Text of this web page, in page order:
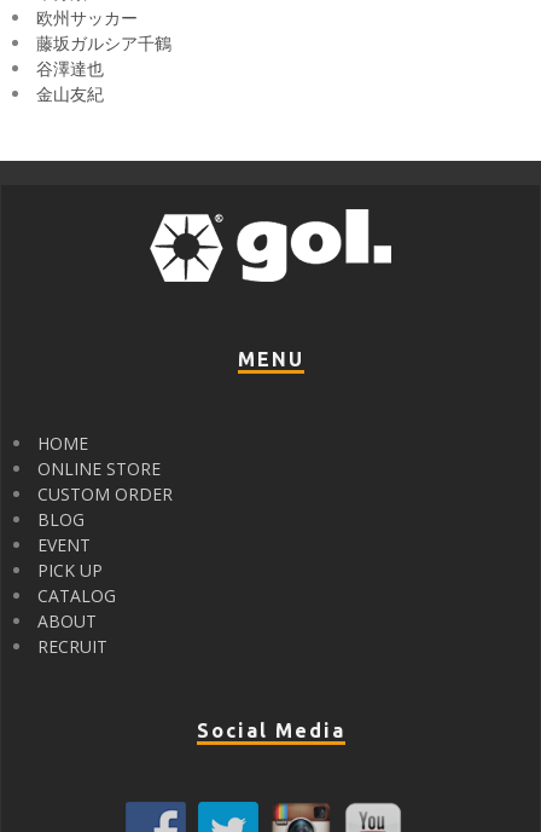
欧州サッカー
藤坂ガルシア千鶴
谷澤達也
金山友紀
MENU
HOME
ONLINE STORE
CUSTOM ORDER
BLOG
EVENT
PICK UP
CATALOG
ABOUT
RECRUIT
Social Media